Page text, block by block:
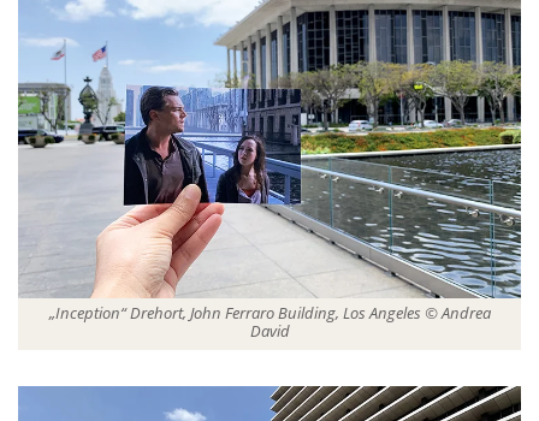
„Inception“ Drehort, John Ferraro Building, Los Angeles © Andrea
David